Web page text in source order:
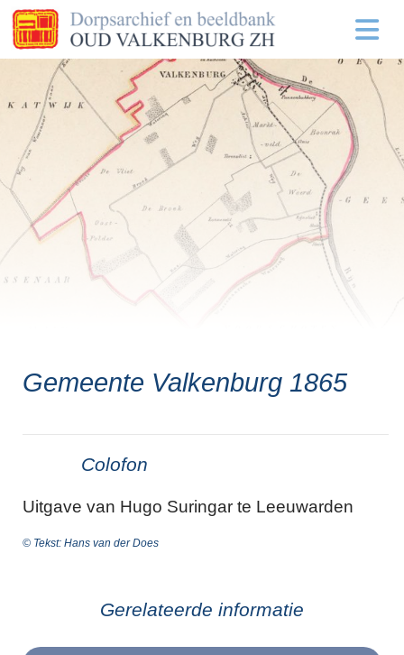
Gemeente Valkenburg 1865
Colofon
Uitgave van Hugo Suringar te Leeuwarden
© Tekst: Hans van der Does
Gerelateerde informatie